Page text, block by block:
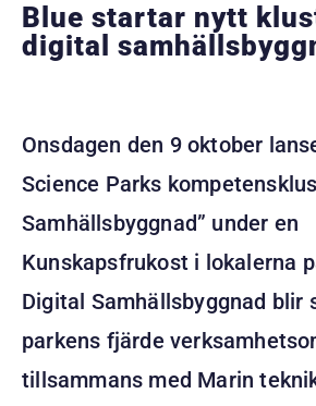
Blue startar nytt
digital
Onsdagen den 9 oktober
Science Parks
Samhällsbyggnad” under en
Kunskapsfrukost i lokalerna
Digital Samhällsbyggnad blir
parkens fjärde
tillsammans med Marin